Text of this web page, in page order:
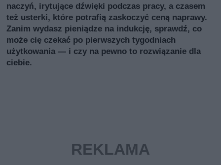
naczyń, irytujące dźwięki podczas pracy, a czasem
też usterki, które potrafią zaskoczyć ceną naprawy.
Zanim wydasz pieniądze na indukcję, sprawdź, co
może cię czekać po pierwszych tygodniach
użytkowania — i czy na pewno to rozwiązanie dla
ciebie.